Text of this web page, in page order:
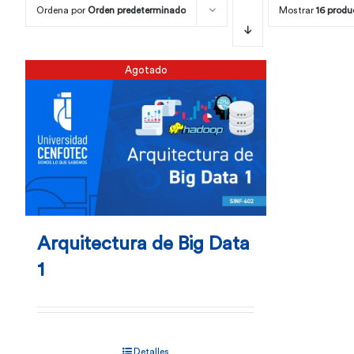
Ordena por Orden predeterminado Mostrar 16
Agotado
Arquitectura de Big Data
1
Detalles